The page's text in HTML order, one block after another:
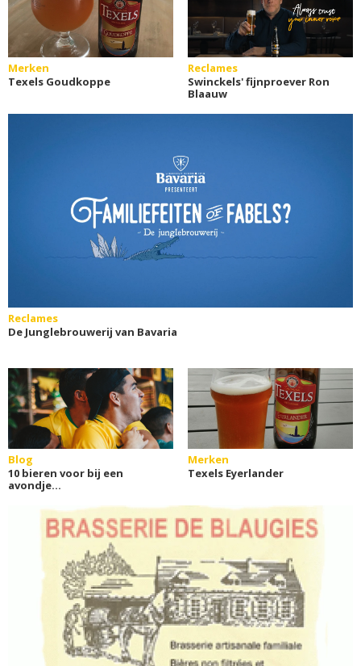
Merken
Texels Goudkoppe
Reclames
Swinckels' fijnproever Ron
Blaauw
Reclames
De Junglebrouwerij van Bavaria
Blog
10 bieren voor bij een
avondje
Merken
Texels Eyerlander